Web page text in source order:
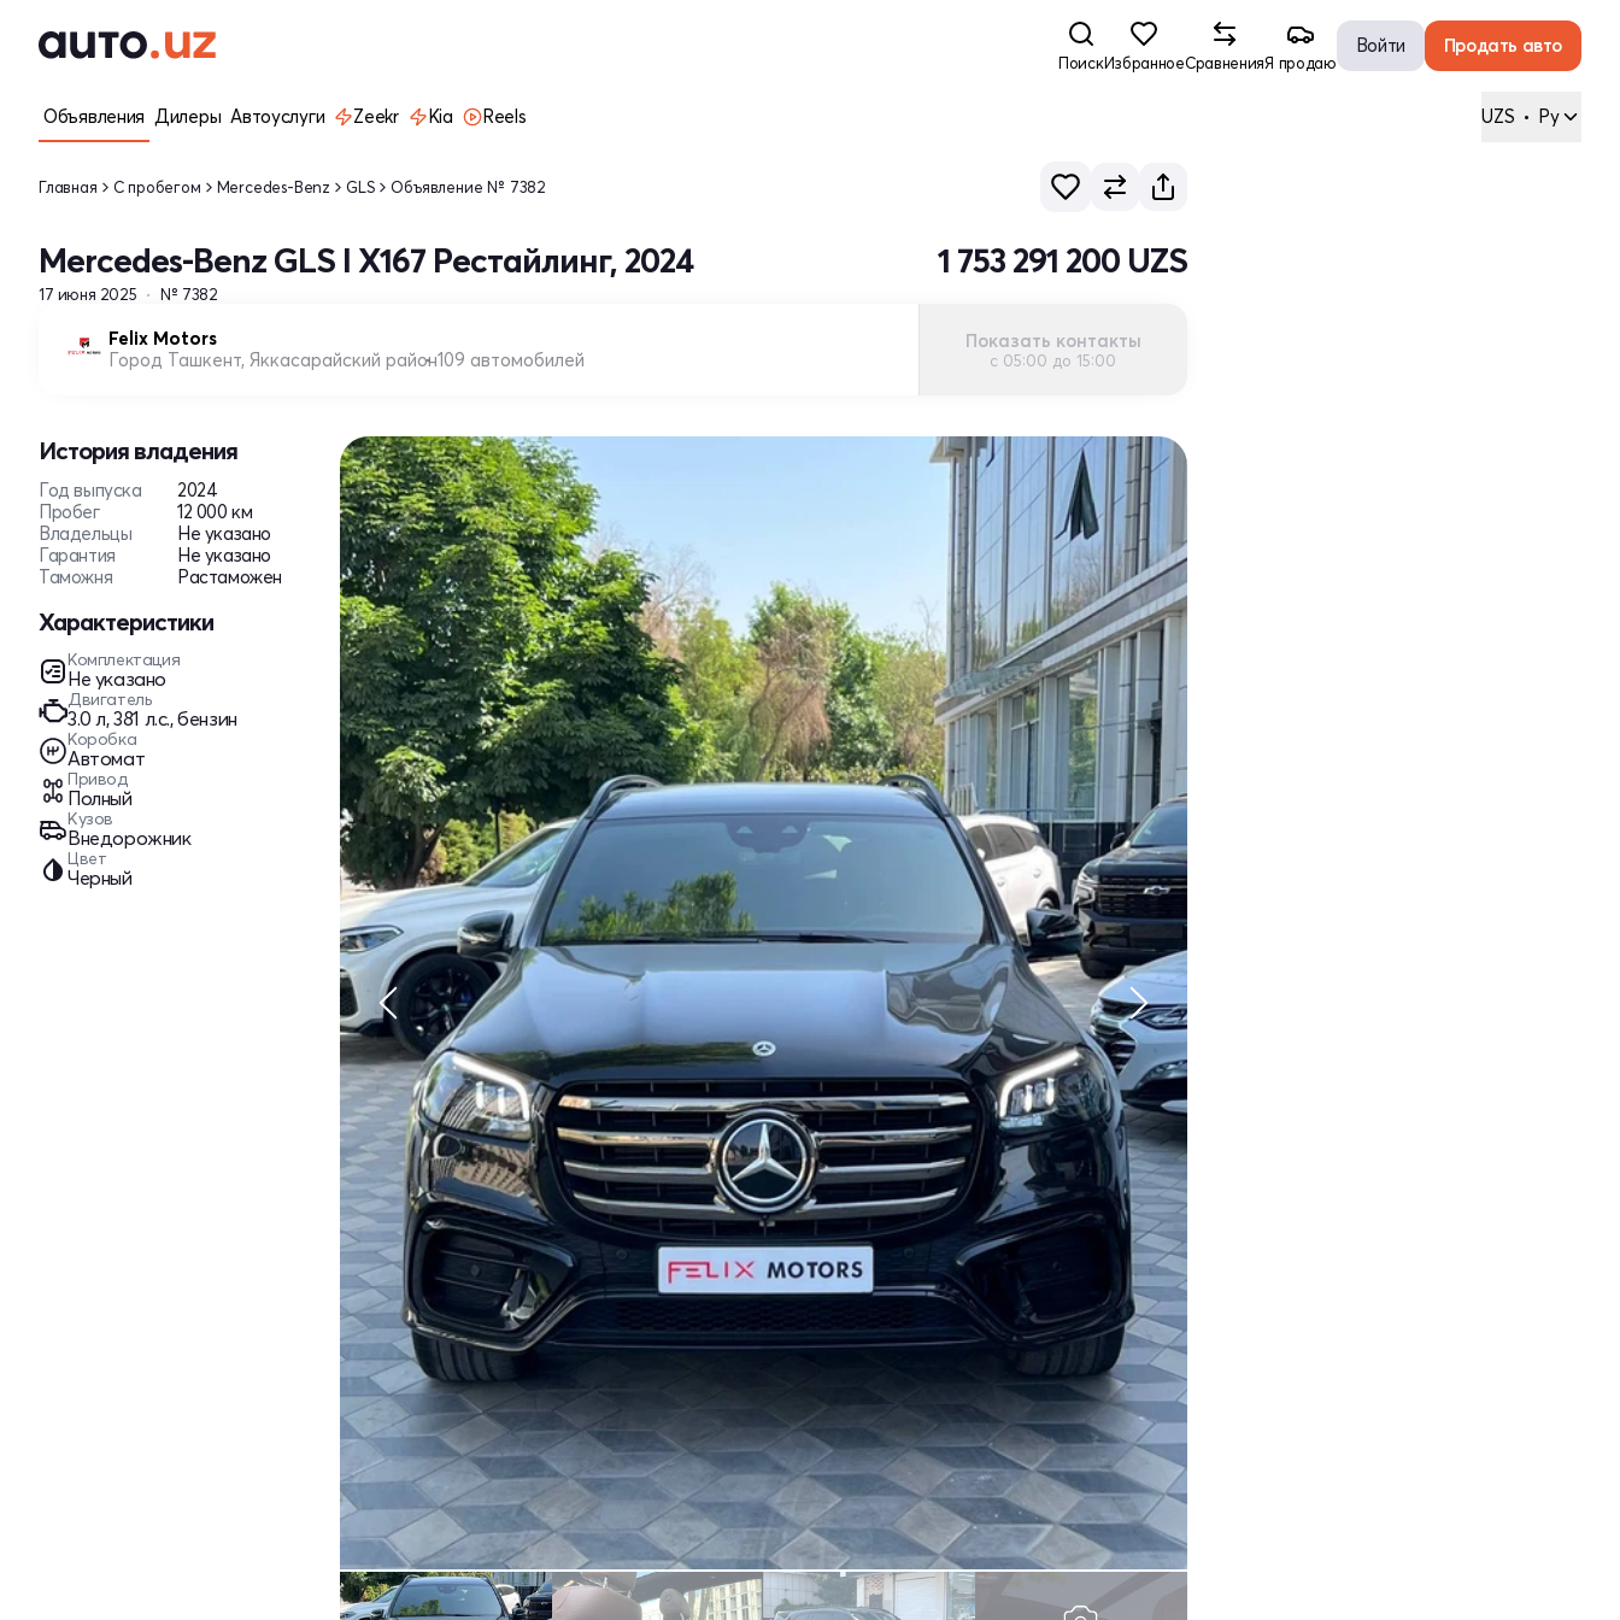
ПоискИзбранноеСравненияЯ продаю
Войти Продать авто
Объявления Дилеры Автоуслуги Zeekr Kia Reels UZS • Ру
Главная С пробегом Mercedes-Benz GLS Объявление № 7382
Mercedes-Benz GLS I X167 Рестайлинг, 2024
17 июня 2025 № 7382
1 753 291 200 UZS
Felix Motors
Город Ташкент, Яккасарайский район109 автомобилей
Показать контакты
с 05:00 до 15:00
История владения
Год выпуска
2024
Пробег
12 000 км
Владельцы
Не указано
Гарантия
Не указано
Таможня
Растаможен
Характеристики
Комплектация
Не указано
Двигатель
3.0 л, 381 л.с., бензин
Коробка
Автомат
Привод
Полный
Кузов
Внедорожник
Цвет
Черный